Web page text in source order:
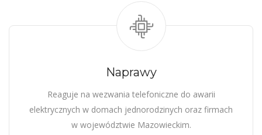
Naprawy
Reaguje na wezwania telefoniczne do awarii
elektrycznych w domach jednorodzinych oraz firmach
w województwie Mazowieckim.